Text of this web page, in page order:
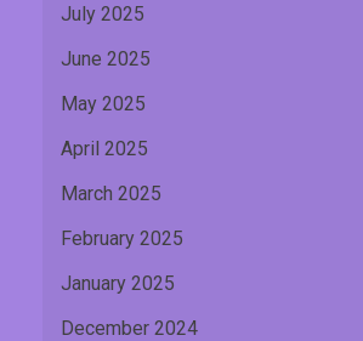
July 2025
June 2025
May 2025
April 2025
March 2025
February 2025
January 2025
December 2024